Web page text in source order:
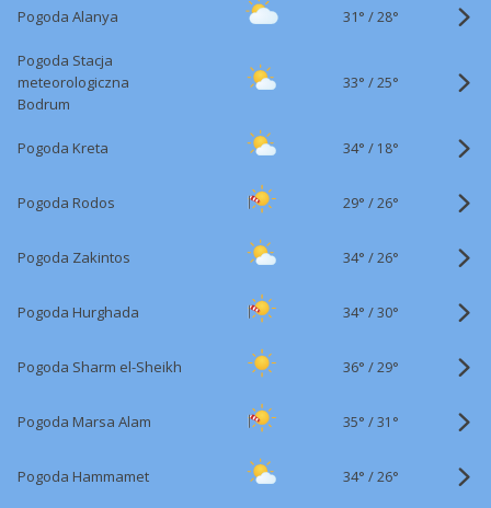
Pogoda Alanya 31° /28°
Pogoda Stacja
meteorologiczna
Bodrum
33° /25°
Pogoda Kreta 34° / 18°
Pogoda Rodos 29° /26°
Pogoda Zakintos 34° /26°
Pogoda Hurghada 34° /30°
Pogoda Sharm el-Sheikh 36° /29°
Pogoda Marsa Alam 35° /31°
Pogoda Hammamet 34° /26°